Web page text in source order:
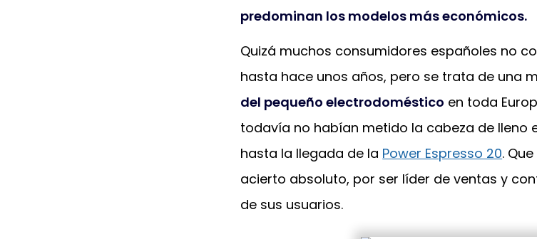
predominan los modelos más económicos.
Quizá muchos consumidores españoles no
hasta hace unos años, pero se trata de una
del pequeño electrodoméstico en toda
todavía no habían metido la cabeza de lleno
hasta la llegada de la Power Espresso 20.
acierto absoluto, por ser líder de ventas y
de sus usuarios.